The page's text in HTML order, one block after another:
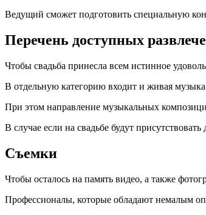
Ведущий сможет подготовить специальную
Перечень доступных
Чтобы свадьба принесла всем истинное
В отдельную категорию входит и живая
При этом направление музыкальных
В случае если на свадьбе будут
Съемки
Чтобы осталось на память видео, а также
Профессионалы, которые обладают немалым